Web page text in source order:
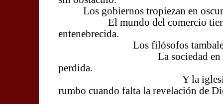
Los gobiernos tropiezan en
El mundo del comercio tiene
entenebrecida.
Los filósofos tambalean
La sociedad en
perdida.
Y la iglesia sigue
rumbo cuando falta la revelación de